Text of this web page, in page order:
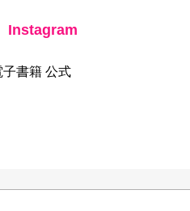
Instagram
子書籍 公式